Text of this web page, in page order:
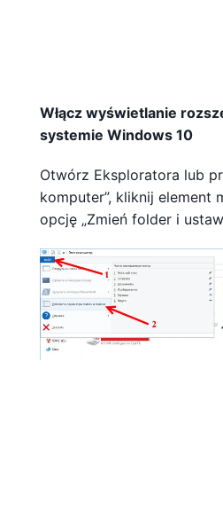
Włącz wyświetlanie
systemie Windows 10
Otwórz Eksploratora lub
komputer”, kliknij element
opcję „Zmień folder i